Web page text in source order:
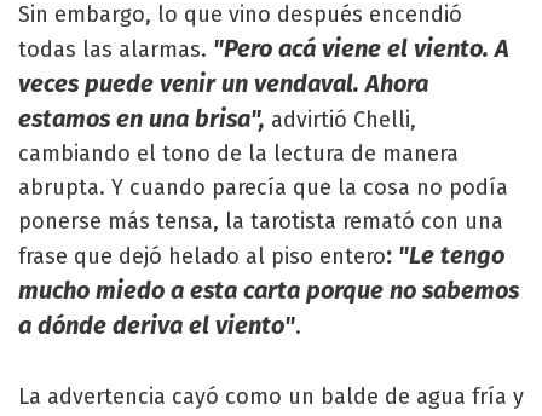
Sin embargo, lo que vino después encendió
todas las alarmas. "Pero acá viene el viento. A
veces puede venir un vendaval. Ahora
estamos en una brisa", advirtió Chelli,
cambiando el tono de la lectura de manera
abrupta. Y cuando parecía que la cosa no podía
ponerse más tensa, la tarotista remató con una
frase que dejó helado al piso entero: "Le tengo
mucho miedo a esta carta porque no sabemos
a dónde deriva el viento".
La advertencia cayó como un balde de agua fría y